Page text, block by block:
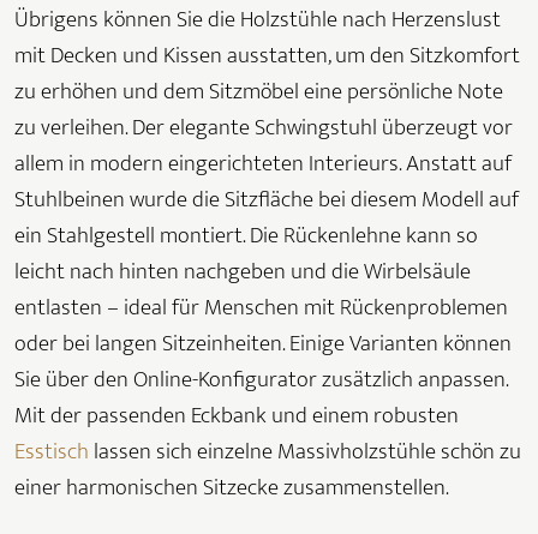
Übrigens können Sie die Holzstühle nach Herzenslust
mit Decken und Kissen ausstatten, um den Sitzkomfort
zu erhöhen und dem Sitzmöbel eine persönliche Note
zu verleihen. Der elegante Schwingstuhl überzeugt vor
allem in modern eingerichteten Interieurs. Anstatt auf
Stuhlbeinen wurde die Sitzfläche bei diesem Modell auf
ein Stahlgestell montiert. Die Rückenlehne kann so
leicht nach hinten nachgeben und die Wirbelsäule
entlasten – ideal für Menschen mit Rückenproblemen
oder bei langen Sitzeinheiten. Einige Varianten können
Sie über den Online-Konfigurator zusätzlich anpassen.
Mit der passenden Eckbank und einem robusten
Esstischlassen sich einzelne Massivholzstühle schön zu
einer harmonischen Sitzecke zusammenstellen.